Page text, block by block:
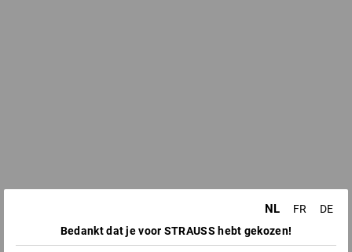
NL FR
DE
Bedankt dat je voor STRAUSS hebt gekozen!